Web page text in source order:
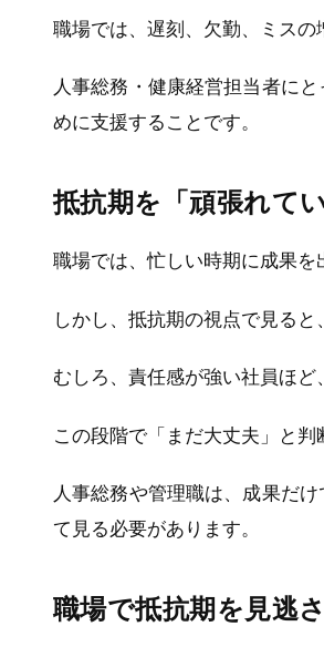
職場では、遅刻、欠勤、ミス
人事総務・健康経営担当者に
めに支援することです。
抵抗期を「頑張れて
職場では、忙しい時期に成果
しかし、抵抗期の視点で見る
むしろ、責任感が強い社員ほ
この段階で「まだ大丈夫」と
人事総務や管理職は、成果だ
て見る必要があります。
職場で抵抗期を見逃